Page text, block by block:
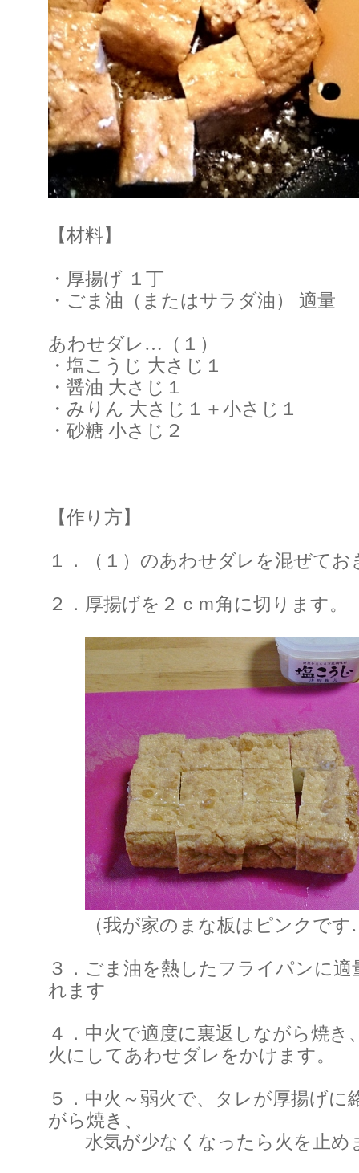
【材料】
・厚揚げ １丁
・ごま油（またはサラダ油） 適量
あわせダレ…（１）
・塩こうじ 大さじ１
・醤油 大さじ１
・みりん 大さじ１＋小さじ１
・砂糖 小さじ２
【作り方】
１．（１）のあわせダレを混ぜてお
２．厚揚げを２ｃｍ角に切ります。
（我が家のまな板はピンクで
３．ごま油を熱したフライパンに
れます
４．中火で適度に裏返しながら焼き
火にしてあわせダレをかけます。
５．中火～弱火で、タレが厚揚げに
がら焼き、
水気が少なくなったら火を止め